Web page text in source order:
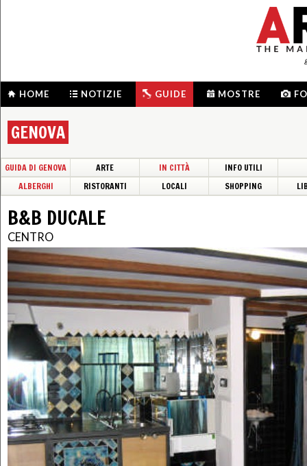
HOME NOTIZIE GUIDE MOSTRE
GENOVA
GUIDA DI GENOVA ARTE IN CITTÀ
INFO UTILI
ALBERGHI
RISTORANTI LOCALI SHOPPING
B&B DUCALE
CENTRO